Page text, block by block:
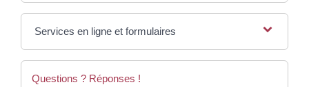
Services en ligne et formulaires
Questions ? Réponses !